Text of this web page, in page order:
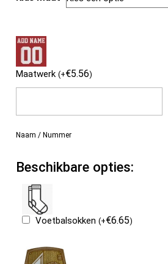
Maatwerk(+€5.56)
Naam / Nummer
Beschikbare opties:
Voetbalsokken(+€6.65)